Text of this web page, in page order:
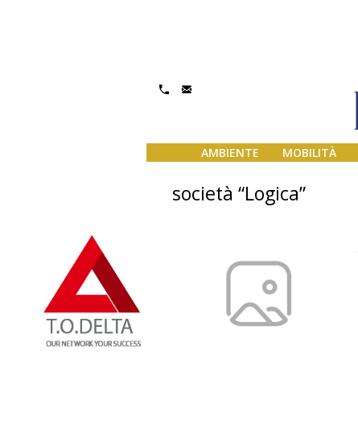
AMBIENTE MOBILITÀ
società “Logica”